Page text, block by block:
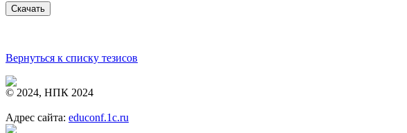
Вернуться к списку тезисов
© 2024, НПК 2024
Адрес сайта: educonf.1c.ru